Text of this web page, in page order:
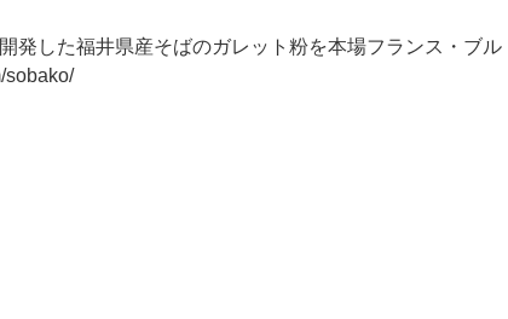
発した福井県産そばのガレット粉を本場フランス・ブル
sobako/